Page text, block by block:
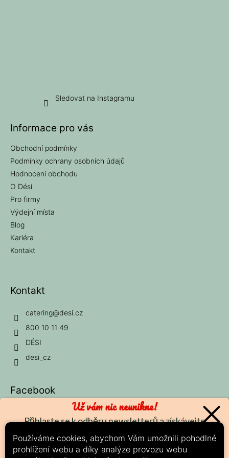
Používáme cookies, abychom Vám umožnili pohodlné
prohlížení webu a díky analýze provozu webu
Sledovat na Instagramu
Informace pro vás
Obchodní podmínky
Podmínky ochrany osobních údajů
Hodnocení obchodu
O Dési
Pro firmy
Výdejní místa
Blog
Kariéra
Kontakt
Kontakt
catering@desi.cz
800 10 11 49
DÉSI
desi_cz
Facebook
Možnosti platby:
Už vám nic neunikne!
Přihlaste se k odběru newsletterů a získávejte
aktuálních slevách.